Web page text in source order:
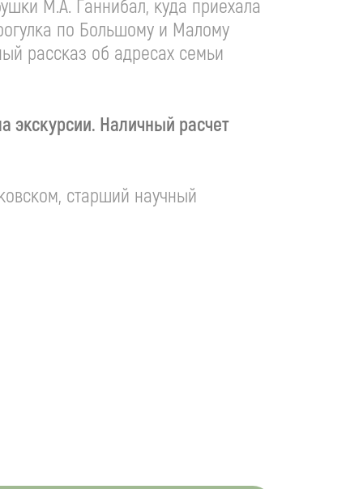
М.А. Ганнибал, куда приехала
по Большому и Малому
рассказ об адресах семьи
экскурсии. Наличный расчет
, старший научный